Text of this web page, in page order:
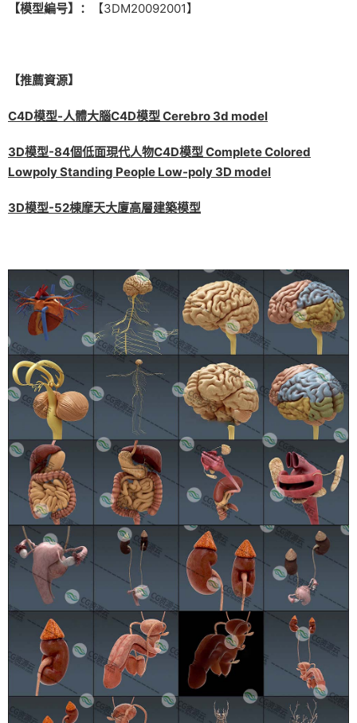
【模型編号】： 【3DM20092001】
【推薦資源】
C4D模型-人體大腦C4D模型 Cerebro 3d model
3D模型-84個低面現代人物C4D模型 Complete Colored
Lowpoly Standing People Low-poly 3D model
3D模型-52棟摩天大廈高層建築模型